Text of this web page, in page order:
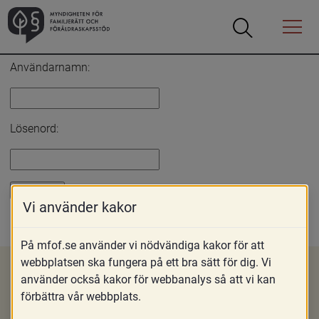
Öppna
Öppna
Menyn
Inloggning
Användarnamn:
Lösenord:
Om MFoF
Vi använder kakor
På mfof.se använder vi nödvändiga kakor för att
webbplatsen ska fungera på ett bra sätt för dig. Vi
använder också kakor för webbanalys så att vi kan
förbättra vår webbplats.